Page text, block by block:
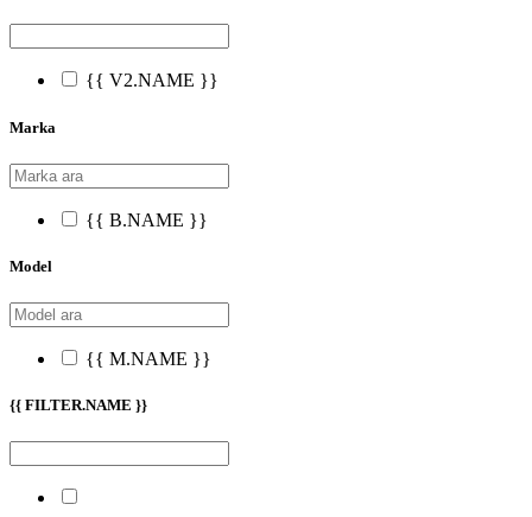
{{ V2.NAME }}
Marka
{{ B.NAME }}
Model
{{ M.NAME }}
{{ FILTER.NAME }}